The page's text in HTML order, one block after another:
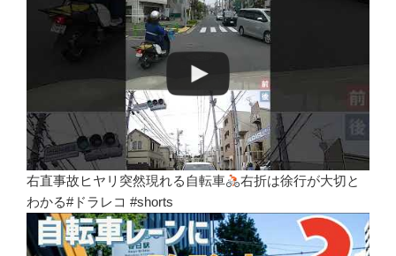
右直事故ヒヤリ突然現れる自転車
右折は徐行が大切と
わかる#ドラレコ #shorts